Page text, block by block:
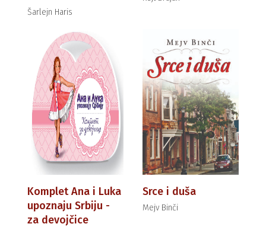
Šarlejn Haris
Komplet Ana i Luka
upoznaju Srbiju -
za devojčice
Srce i duša
Mejv Binči